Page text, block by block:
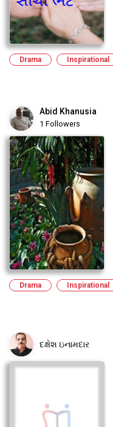
Drama Inspirational
Abid Khanusia
1 Followers
Drama Inspirational
દક્ષેશ ઇનામદાર